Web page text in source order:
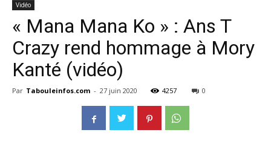
Vidéo
« Mana Mana Ko » : Ans T
Crazy rend hommage à Mory
Kanté (vidéo)
Par Tabouleinfos.com - 27 juin 2020 4257 0